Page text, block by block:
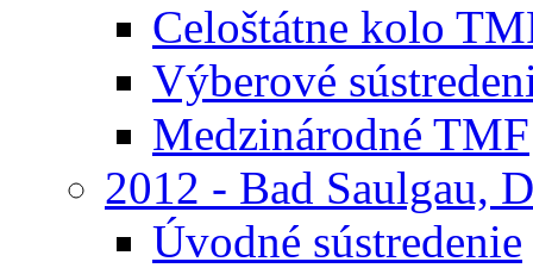
Celoštátne kolo
Výberové
Medzinárodné TMF
2012 - Bad Saulgau,
Úvodné sústredenie